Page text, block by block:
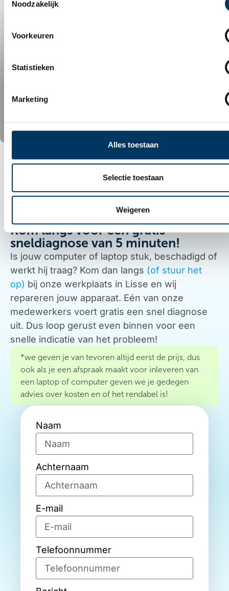
Noodzakelijk
Voorkeuren
Statistieken
Marketing
Alles toestaan
Selectie toestaan
Weigeren
IT-ForYou neemt de particuliere
Kom langs voor een gratis
sneldiagnose van 5 minuten!
Is jouw computer of laptop stuk, beschadigd of
werkt hij traag? Kom dan langs (of stuur het
op) bij onze werkplaats in Lisse en wij
repareren jouw apparaat. Eén van onze
medewerkers voert gratis een snel diagnose
uit. Dus loop gerust even binnen voor een
snelle indicatie van het probleem!
*we geven je van tevoren altijd eerst de prijs, dus
ook als je een afspraak maakt voor inleveren van
een laptop of computer geven we je gedegen
advies over kosten en of het rendabel is!
Naam
Achternaam
E-mail
Telefoonnummer